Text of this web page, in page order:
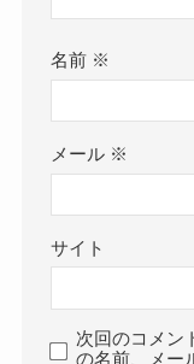
名前 ※
メール ※
サイト
次回のコメン
の名前、メー